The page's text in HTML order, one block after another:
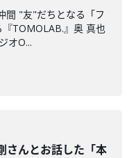
間 "友"だちとなる「フ
TOMOLAB.』奥 真也
オO...
んとお話した「本